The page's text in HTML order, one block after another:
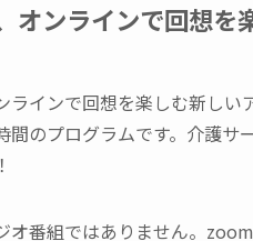
オンラインで回想を
ラインで回想を楽しむ新し
間のプログラムです。介護
番組ではありません。